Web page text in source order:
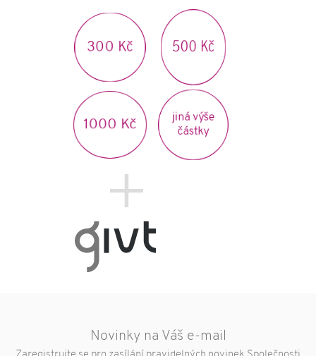
Mezinárodní organizace
92 300 Kč 500 Kč
1000 Kč
jiná výše
částky
Novinky na Váš e-mail